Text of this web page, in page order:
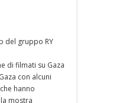
del gruppo RY
di filmati su Gaza
con alcuni
hanno
mostra